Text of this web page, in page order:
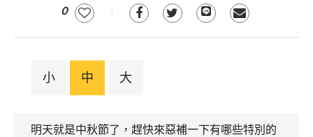
0
小 中 大
明天就是中秋節了，趕快來惡補一下有哪些特別的